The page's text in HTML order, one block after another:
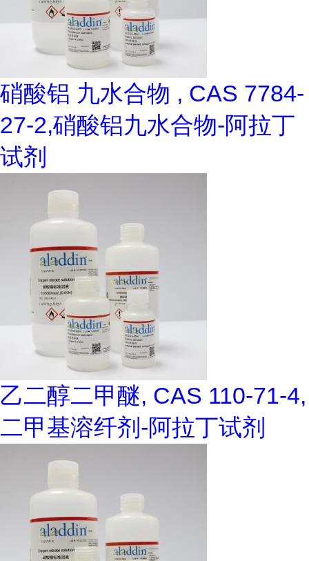
硝酸铝 九水合物 , CAS 7784-
27-2,硝酸铝九水合物-阿拉丁
试剂
乙二醇二甲醚, CAS 110-71-4,
二甲基溶纤剂-阿拉丁试剂